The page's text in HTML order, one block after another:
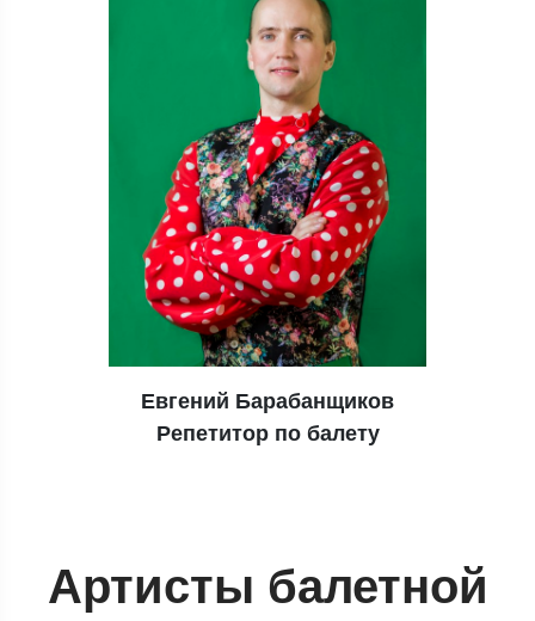
Евгений Барабанщиков
Репетитор по балету
Артисты балетной